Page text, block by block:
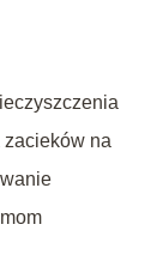
na